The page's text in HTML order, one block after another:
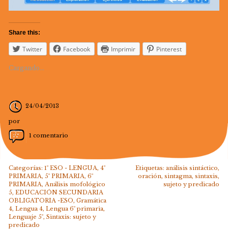
Share this:
Twitter Facebook Imprimir Pinterest
Cargando...
24/04/2013
por
1 comentario
Categorías: 1º ESO - LENGUA, 4º
PRIMARIA, 5º PRIMARIA, 6º
PRIMARIA, Análisis mofológico
5, EDUCACIÓN SECUNDARIA
OBLIGATORIA -ESO, Gramática
4, Lengua 4, Lengua 6º primaria,
Lenguaje 5º, Sintaxis: sujeto y
predicado
Etiquetas:análisis sintáctico,
oración,sintagma,sintaxis,
sujeto y predicado